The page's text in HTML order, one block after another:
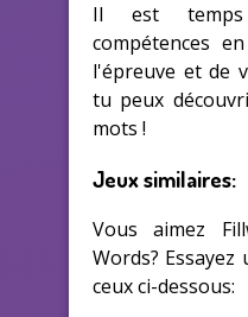
Il est
compétences
l'épreuve et de
tu peux
mots !
Jeux similaires:
Vous aimez
Words?
ceux ci-dessous: